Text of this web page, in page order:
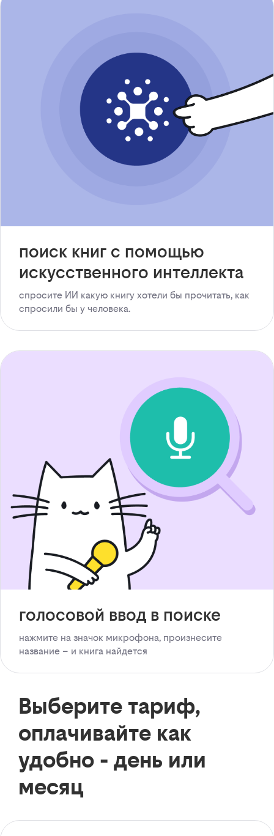
поиск книг с помощью
искусственного интеллекта
спросите ИИ какую книгу хотели бы прочитать, как
спросили бы у человека.
голосовой ввод в поиске
нажмите на значок микрофона, произнесите
название – и книга найдется
Выберите тариф,
оплачивайте как
удобно - день или
месяц